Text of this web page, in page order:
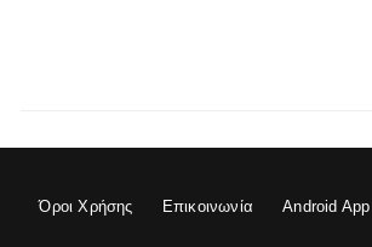
Όροι Χρήσης Επικοινωνία Android App